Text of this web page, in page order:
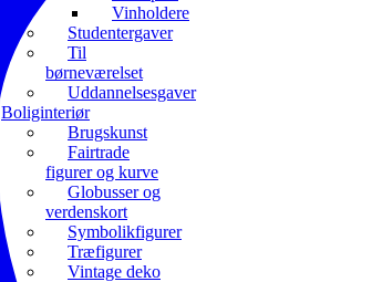
Vinholdere
Studentergaver
Til
børneværelset
Uddannelsesgaver
Boliginteriør
Brugskunst
Fairtrade
figurer og kurve
Globusser og
verdenskort
Symbolikfigurer
Træfigurer
Vintage deko